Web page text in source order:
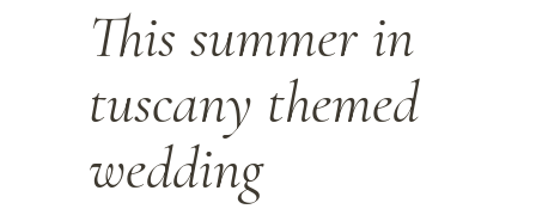
This summer in
tuscany themed
wedding